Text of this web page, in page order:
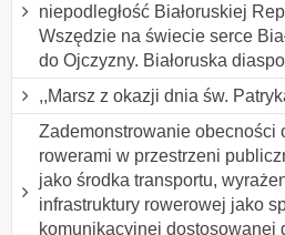
niepodległość Białoruskiej
Wszędzie na świecie serce
do Ojczyzny. Białoruska
,,Marsz z okazji dnia św.
Zademonstrowanie obecności
rowerami w przestrzeni
jako środka transportu,
infrastruktury rowerowej jako
komunikacyjnej dostosowanej